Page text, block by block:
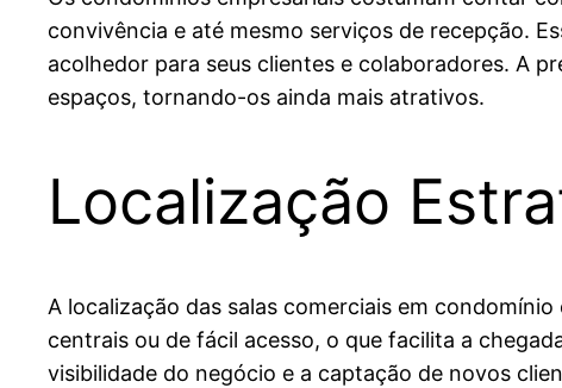
convivência e até mesmo serviços de recepção.
acolhedor para seus clientes e colaboradores. A
espaços, tornando-os ainda mais atrativos.
Localização
A localização das salas comerciais em
centrais ou de fácil acesso, o que facilita a
visibilidade do negócio e a captação de novos